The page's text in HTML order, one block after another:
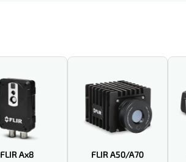
FLIR Ax8 FLIR A50/A70